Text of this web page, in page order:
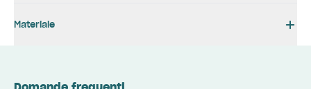
Materiale